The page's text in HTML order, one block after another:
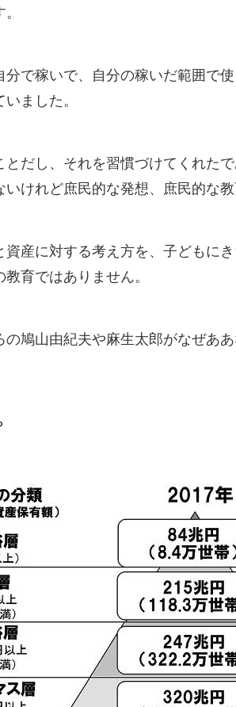
分で稼いで、自分の稼いだ範囲で
ました。
とだし、それを習慣づけてくれた
けれど庶民的な発想、庶民的な教
産に対する考え方を、子どもに
育ではありません。
鳩山由紀夫や麻生太郎がなぜあ